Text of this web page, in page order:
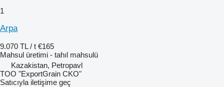
1
Arpa
9.070 TL / t €165
Mahsul üretimi - tahıl mahsulü
Kazakistan, Petropavl
TOO "ExportGrain CKO"
Satıcıyla iletişime geç